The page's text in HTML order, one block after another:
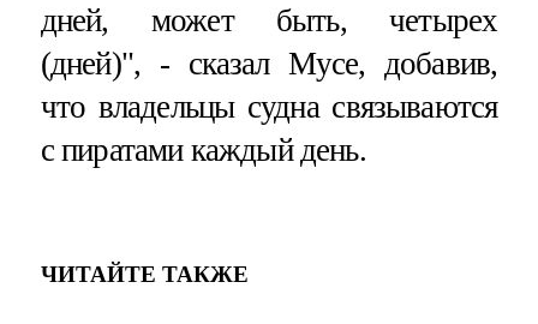
дней, может быть, четырех
(дней)", - сказал Мусе, добавив,
что владельцы судна связываются
с пиратами каждый день.
ЧИТАЙТЕ ТАКЖЕ